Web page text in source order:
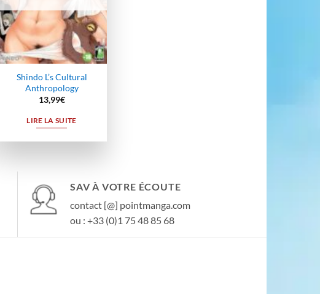
Shindo L’s Cultural
Anthropology
13,99€
LIRE LA SUITE
SAV À VOTRE ÉCOUTE
contact [@] pointmanga.com
ou : +33 (0)1 75 48 85 68